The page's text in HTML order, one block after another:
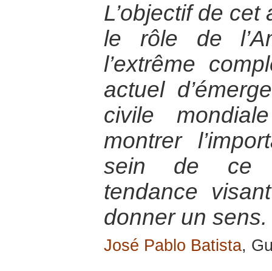
L’objectif de cet
le rôle de
l’extrême
actuel
civile
montrer
sein de ce
tendance
donner un sens.
José Pablo Batista,